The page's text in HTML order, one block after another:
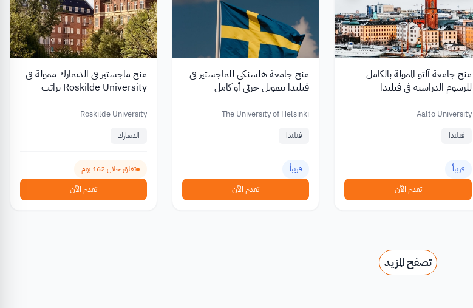
منح جامعة آلتو الممولة بالكامل
للرسوم الدراسية في فنلندا
Aalto University
فنلندا
قريباً
تقدم الآن
منح جامعة هلسنكي للماجستير في
فنلندا بتمويل جزئي أو كامل
The University of Helsinki
فنلندا
قريباً
تقدم الآن
منح ماجستير في الدنمارك ممولة في
Roskilde University براتب
Roskilde University
الدنمارك
تغلق خلال 162 يوم
تقدم الآن
تصفح المزيد